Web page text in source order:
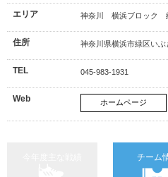
エリア 神奈川 横浜ブロック
住所 神奈川県横浜市緑区いぶ
TEL 045-983-1931
Web ホームページ
チーム